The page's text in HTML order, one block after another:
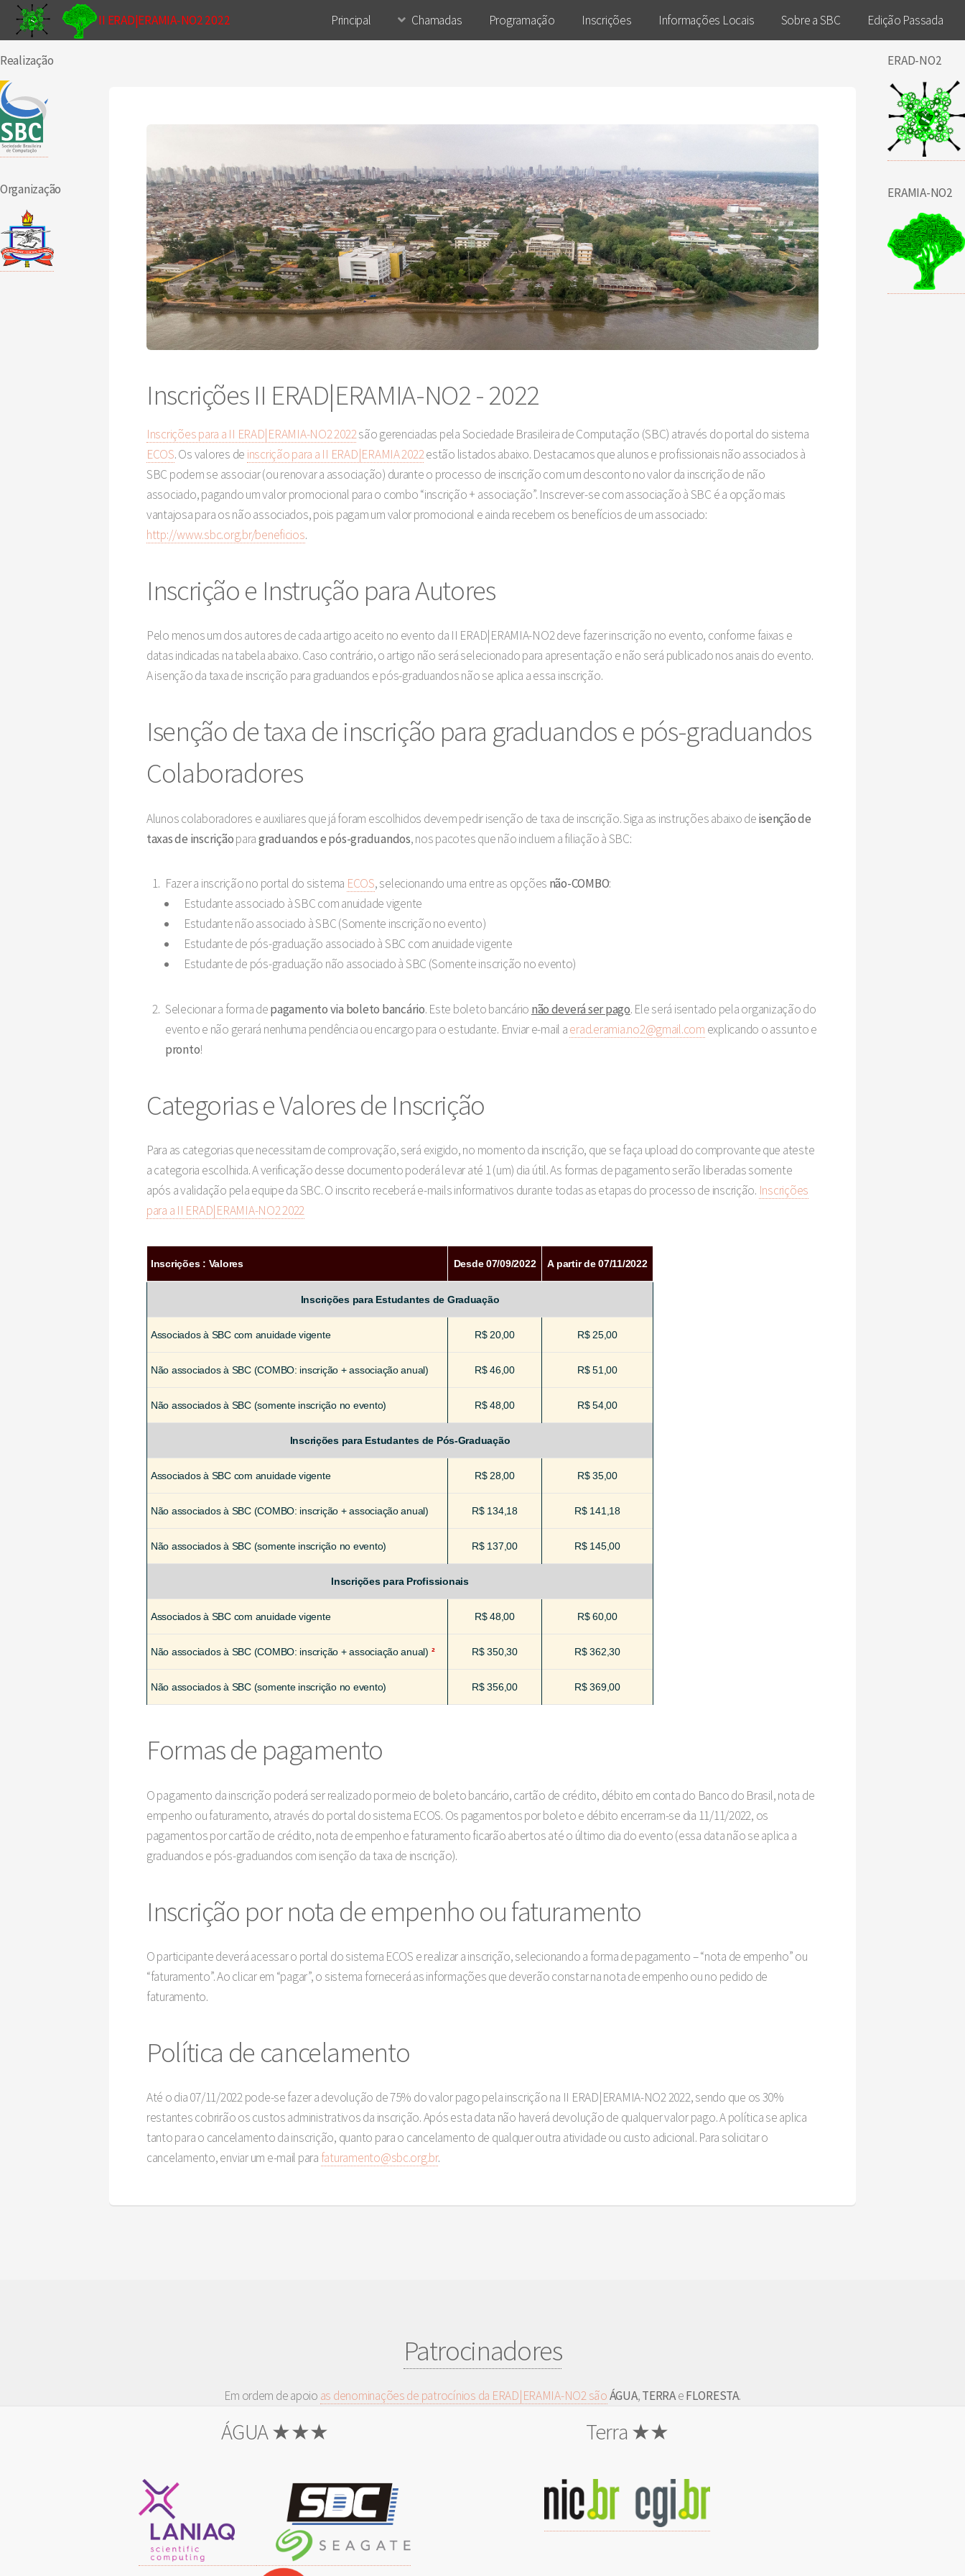
II ERAD|ERAMIA-NO2 2022 Principal Chamadas Programação Inscrições Informações Locais Sobre a SBC Edição Passada
Realização
Organização
ERAD-NO2
ERAMIA-NO2
Inscrições II ERAD|ERAMIA-NO2 - 2022
Inscrições para a II ERAD|ERAMIA-NO2 2022são gerenciadas pela Sociedade Brasileira de Computação (SBC) através do portal do sistema
ECOS. Os valores de inscrição para a II ERAD|ERAMIA 2022estão listados abaixo. Destacamos que alunos e profissionais não associados à
SBC podem se associar (ou renovar a associação) durante o processo de inscrição com um desconto no valor da inscrição de não
associado, pagando um valor promocional para o combo “inscrição + associação”. Inscrever-se com associação à SBC é a opção mais
vantajosa para os não associados, pois pagam um valor promocional e ainda recebem os benefícios de um associado:
http://www.sbc.org.br/beneficios.
Inscrição e Instrução para Autores
Pelo menos um dos autores de cada artigo aceito no evento da II ERAD|ERAMIA-NO2 deve fazer inscrição no evento, conforme faixas e
datas indicadas na tabela abaixo. Caso contrário, o artigo não será selecionado para apresentação e não será publicado nos anais do evento.
A isenção da taxa de inscrição para graduandos e pós-graduandos não se aplica a essa inscrição.
Isenção de taxa de inscrição para graduandos e pós-graduandos
Colaboradores
Alunos colaboradores e auxiliares que já foram escolhidos devem pedir isenção de taxa de inscrição. Siga as instruções abaixo deisenção de
taxas de inscriçãoparagraduandos e pós-graduandos, nos pacotes que não incluem a filiação à SBC:
Fazer a inscrição no portal do sistema ECOS, selecionando uma entre as opções não-COMBO:
Estudante associado à SBC com anuidade vigente
Estudante não associado à SBC (Somente inscrição no evento)
Estudante de pós-graduação associado à SBC com anuidade vigente
Estudante de pós-graduação não associado à SBC (Somente inscrição no evento)
Selecionar a forma depagamento via boleto bancário. Este boleto bancário não deverá ser pago. Ele será isentado pela organização do
evento e não gerará nenhuma pendência ou encargo para o estudante. Enviar e-mail aerad.eramia.no2@gmail.com explicando o assunto e
pronto!
Categorias e Valores de Inscrição
Para as categorias que necessitam de comprovação, será exigido, no momento da inscrição, que se faça upload do comprovante que ateste
a categoria escolhida. A verificação desse documento poderá levar até 1 (um) dia útil. As formas de pagamento serão liberadas somente
após a validação pela equipe da SBC. O inscrito receberá e-mails informativos durante todas as etapas do processo de inscrição. Inscrições
para a II ERAD|ERAMIA-NO2 2022
Inscrições : Valores Desde 07/09/2022 A partir de 07/11/2022
Inscrições para Estudantes de Graduação
Associados à SBC com anuidade vigente R$ 20,00 R$ 25,00
Não associados à SBC (COMBO: inscrição + associação anual) R$ 46,00 R$ 51,00
Não associados à SBC (somente inscrição no evento) R$ 48,00 R$ 54,00
Inscrições para Estudantes de Pós-Graduação
Associados à SBC com anuidade vigente R$ 28,00 R$ 35,00
Não associados à SBC (COMBO: inscrição + associação anual) R$ 134,18 R$ 141,18
Não associados à SBC (somente inscrição no evento) R$ 137,00 R$ 145,00
Inscrições para Profissionais
Associados à SBC com anuidade vigente R$ 48,00 R$ 60,00
Não associados à SBC (COMBO: inscrição + associação anual) ² R$ 350,30 R$ 362,30
Não associados à SBC (somente inscrição no evento) R$ 356,00 R$ 369,00
Formas de pagamento
O pagamento da inscrição poderá ser realizado por meio de boleto bancário, cartão de crédito, débito em conta do Banco do Brasil, nota de
empenho ou faturamento, através do portal do sistema ECOS. Os pagamentos por boleto e débito encerram-se dia 11/11/2022, os
pagamentos por cartão de crédito, nota de empenho e faturamento ficarão abertos até o último dia do evento (essa data não se aplica a
graduandos e pós-graduandos com isenção da taxa de inscrição).
Inscrição por nota de empenho ou faturamento
O participante deverá acessar o portal do sistema ECOS e realizar a inscrição, selecionando a forma de pagamento – “nota de empenho” ou
“faturamento”. Ao clicar em “pagar”, o sistema fornecerá as informações que deverão constar na nota de empenho ou no pedido de
faturamento.
Política de cancelamento
Até o dia 07/11/2022 pode-se fazer a devolução de 75% do valor pago pela inscrição na II ERAD|ERAMIA-NO2 2022, sendo que os 30%
restantes cobrirão os custos administrativos da inscrição. Após esta data não haverá devolução de qualquer valor pago. A política se aplica
tanto para o cancelamento da inscrição, quanto para o cancelamento de qualquer outra atividade ou custo adicional. Para solicitar o
cancelamento, enviar um e-mail para faturamento@sbc.org.br.
Patrocinadores
Em ordem de apoio as denominações de patrocínios da ERAD|ERAMIA-NO2 sãoÁGUA,TERRAeFLORESTA.
ÁGUA ★★★ Terra ★★